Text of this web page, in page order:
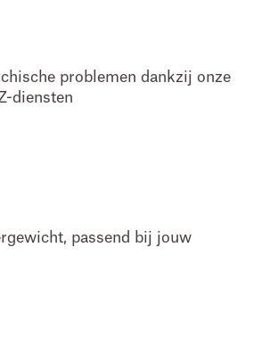
problemen dankzij onze
diensten
passend bij jouw